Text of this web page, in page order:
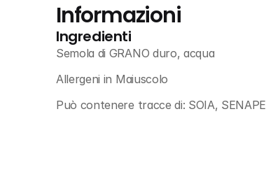
Informazioni
Ingredienti
Semola di GRANO duro, acqua
Allergeni in Maiuscolo
Può contenere tracce di: SOIA, SENAPE